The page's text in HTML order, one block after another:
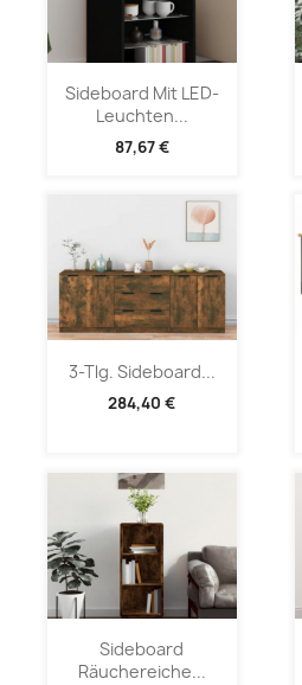
Sideboard Mit LED-
Leuchten...
87,67 €
3-Tlg. Sideboard...
284,40 €
Sideboard
Räuchereiche...